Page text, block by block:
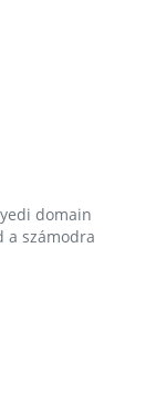
domain
a számodra